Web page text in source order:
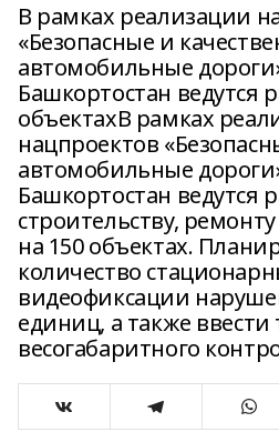
В рамках реализации
«Безопасные и
автомобильные
Башкортостан ведутся
объектахВ рамках
нацпроектов
автомобильные
Башкортостан ведутся
строительству,
на 150 объектах.
количество
видеофиксации
единиц, а также ввести
весогабаритного